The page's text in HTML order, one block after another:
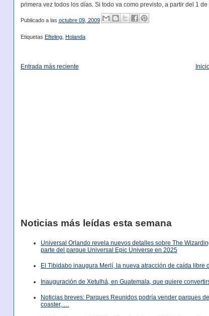
primera vez todos los días. Si todo va como previsto, a partir del 1
Publicado a las octubre 09, 2009
Etiquetas Efteling, Holanda
Entrada más reciente
Noticias más leídas esta semana
Universal Orlando revela nuevos detalles sobre The
parte del parque Universal Epic Universe en 2025
El Tibidabo inaugura Merlí, la nueva atracción de caída libre
Inauguración de Xetulhá, en Guatemala, que quiere
Noticias breves: Parques Reunidos podría vender parques
coaster, …